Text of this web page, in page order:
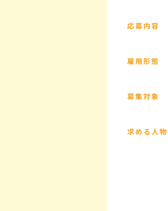
応募内容
雇用形態
募集対象
求める人